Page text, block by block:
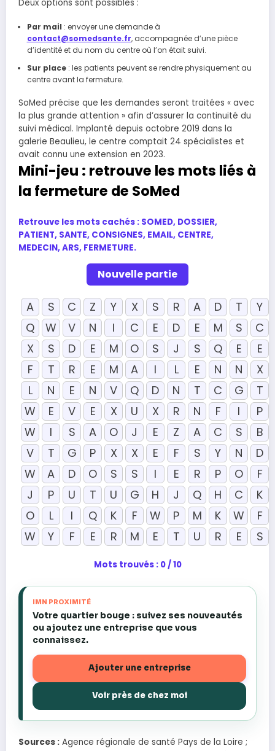
Deux options sont possibles :
Par mail : envoyer une demande à
contact@somedsante.fr, accompagnée d’une pièce
d’identité et du nom du centre où l’on était suivi.
Sur place: les patients peuvent se rendre physiquement au
centre avant la fermeture.
SoMed précise que les demandes seront traitées « avec
la plus grande attention » afin d’assurer la continuité du
suivi médical. Implanté depuis octobre 2019 dans la
galerie Beaulieu, le centre comptait 24 spécialistes et
avait connu une extension en 2023.
Mini-jeu : retrouve les mots liés à
la fermeture de SoMed
Retrouve les mots cachés : SOMED, DOSSIER,
PATIENT, SANTE, CONSIGNES, EMAIL, CENTRE,
MEDECIN, ARS, FERMETURE.
Nouvelle partie
A S C Z Y X S R A D T
Y
Q
W V N I C E D E M S
C
X
S D E M O S J S Q E
E
F
T R E M A I L E N N
X
L
N E N V Q D N T C G
T
W
E V E X U X R N F I
P
W
I S A O J E Z A C S
B
V
T G P X X E F S Y N
D
W
A D O S S I E R P O
F
J
P U T U G H J Q H C
K
O
L I Q K F W P M K W
F
W
Y F E R M E T U R E S
Mots trouvés : 0 / 10
IMN PROXIMITÉ
Votre quartier bouge : suivez ses nouveautés
ou ajoutez une entreprise que vous
connaissez.
Ajouter une entreprise
Voir près de chez moi
Sources : Agence régionale de santé Pays de la Loire ;